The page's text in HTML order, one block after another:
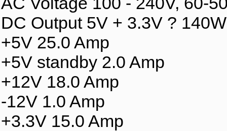
DC Output 5V + 3.3V ? 140W
+5V 25.0 Amp
+5V standby 2.0 Amp
+12V 18.0 Amp
-12V 1.0 Amp
+3.3V 15.0 Amp